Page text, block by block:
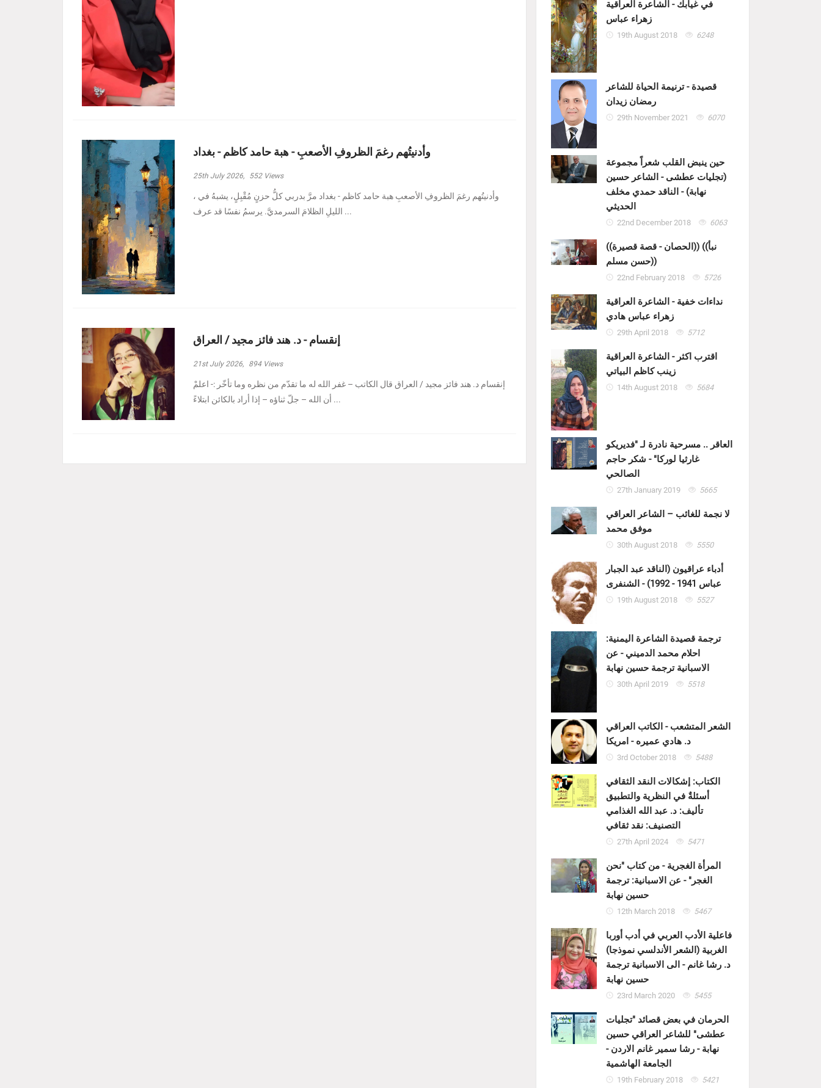
وأدنيتُهم رغمَ الظروفِ الأصعبِ - هبة حامد كاظم - بغداد
25th July 2026, 552Views
، وأدنيتُهم رغمَ الظروفِ الأصعبِ هبة حامد كاظم - بغداد مرَّ بدربي كلُّ حزنٍ مُقْبِلٍ، يشبهُ في
الليلِ الظلامَ السرمديَّ. يرسمُ نفسًا قد عرف ...
إنقسام - د. هند فائز مجيد / العراق
21st July 2026, 894Views
إنقسام د. هند فائز مجيد / العراق ‏قال الكاتب – غفر الله له ما تقدّم من نظره وما تأخّر :- ‏اعلمْ
أن الله – جلّ ثناؤه – إذا أراد بالكائن ابتلاءً ...
في غيابك - الشاعرة العراقية
زهراء عباس
19th August 2018 6248
قصيدة - ترنيمة الحياة للشاعر
رمضان زيدان
29th November 2021 6070
حين ينبض القلب شعراً مجموعة
(تجليات عطشى - الشاعر حسين
نهابة) - الناقد حمدي مخلف
الحديثي
22nd December 2018 6063
((الحصان - قصة قصيرة)) ((نبأ
حسن مسلم))
22nd February 2018 5726
نداءات خفية - الشاعرة العراقية
زهراء عباس هادي
29th April 2018 5712
اقترب اكثر - الشاعرة العراقية
زينب كاظم البياتي
14th August 2018 5684
العاقر .. مسرحية نادرة لـ "فديريكو
غارثيا لوركا" - شكر حاجم
الصالحي
27th January 2019 5665
لا نجمة للغائب – الشاعر العراقي
موفق محمد
30th August 2018 5550
أدباء عراقيون (الناقد عبد الجبار
عباس 1941 - 1992) - الشنفرى
19th August 2018 5527
ترجمة قصيدة الشاعرة اليمنية:
احلام محمد الدميني - عن
الاسبانية ترجمة حسين نهابة
30th April 2019 5518
الشعر المتشعب - الكاتب العراقي
د. هادي عميره - امريكا
3rd October 2018 5488
الكتاب: إشكالات النقد الثقافي
أسئلةٌ في النظرية والتطبيق
تأليف: د. عبد الله الغذامي
التصنيف: نقد ثقافي
27th April 2024 5471
المرأة الغجرية - من كتاب "نحن
الغجر" - عن الاسبانية: ترجمة
حسين نهابة
12th March 2018 5467
فاعلية الأدب العربي في أدب أوربا
الغربية (الشعر الأندلسي نموذجا)
د. رشا غانم - الى الاسبانية ترجمة
حسين نهابة
23rd March 2020 5455
الحرمان في بعض قصائد "تجليات
عطشى" للشاعر العراقي حسين
نهابة - رشا سمير غانم الاردن -
الجامعة الهاشمية
19th February 2018 5421